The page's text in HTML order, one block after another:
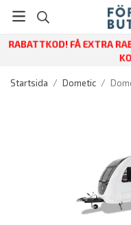
RABATTKOD! FÅ EXTRA
Startsida / Dometic /